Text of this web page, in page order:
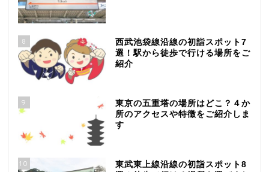
8
西武池袋線沿線の初詣スポット7
選！駅から徒歩で行ける場所をご
紹介
9
東京の五重塔の場所はどこ？４か
所のアクセスや特徴をご紹介しま
す
10
東武東上線沿線の初詣スポット8